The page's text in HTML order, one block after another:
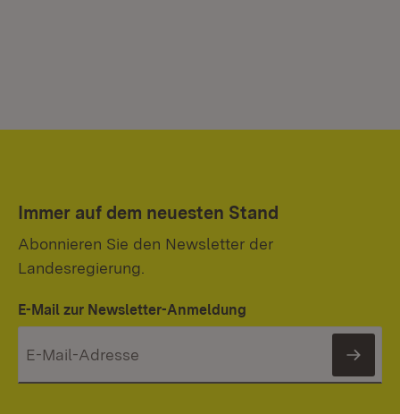
Immer auf dem neuesten Stand
Abonnieren Sie den Newsletter der
Landesregierung.
E-Mail zur Newsletter-Anmeldung